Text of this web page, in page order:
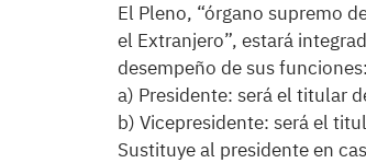
El Pleno, “órgano supremo
el Extranjero”, estará
desempeño de sus funciones:
a) Presidente: será el titular
b) Vicepresidente: será el
Sustituye al presidente en